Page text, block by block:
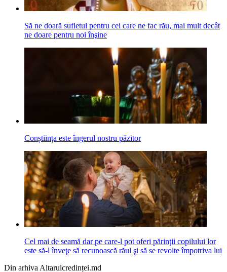
Să ne doară sufletul pentru cei care ne fac rău, mai mult decât
ne doare pentru noi înşine
Conștiința este îngerul nostru păzitor
Cel mai de seamă dar pe care-l pot oferi părinţii copilului lor
este să-l înveţe să recunoască răul şi să se revolte împotriva lui
Din arhiva Altarulcredinței.md